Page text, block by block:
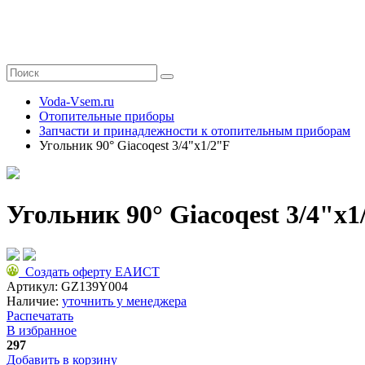
Voda-Vsem.ru
Отопительные приборы
Запчасти и принадлежности к отопительным приборам
Угольник 90° Giacoqest 3/4"x1/2"F
Угольник 90° Giacoqest 3/
Создать оферту ЕАИСТ
Артикул: GZ139Y004
Наличие: уточнить у менеджера
Распечатать
В избранное
297
Добавить в корзину